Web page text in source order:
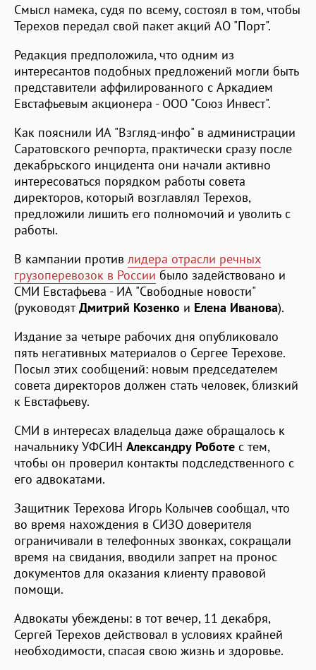
Смысл намека, судя по всему, состоял в том, чтобы
Терехов передал свой пакет акций АО "Порт".
Редакция предположила, что одним из
интересантов подобных предложений могли быть
представители аффилированного с Аркадием
Евстафьевым акционера - ООО "Союз Инвест".
Как пояснили ИА "Взгляд-инфо" в администрации
Саратовского речпорта, практически сразу после
декабрьского инцидента они начали активно
интересоваться порядком работы совета
директоров, который возглавлял Терехов,
предложили лишить его полномочий и уволить с
работы.
В кампании против лидера отрасли речных
грузоперевозок в России было задействовано и
СМИ Евстафьева - ИА "Свободные новости"
(руководятДмитрий Козенко и Елена Иванова).
Издание за четыре рабочих дня опубликовало
пять негативных материалов о Сергее Терехове.
Посыл этих сообщений: новым председателем
совета директоров должен стать человек, близкий
к Евстафьеву.
СМИ в интересах владельца даже обращалось к
начальнику УФСИН Александру Роботе с тем,
чтобы он проверил контакты подследственного с
его адвокатами.
Защитник Терехова Игорь Колычев сообщал, что
во время нахождения в СИЗО доверителя
ограничивали в телефонных звонках, сокращали
время на свидания, вводили запрет на пронос
документов для оказания клиенту правовой
помощи.
Адвокаты убеждены: в тот вечер, 11 декабря,
Сергей Терехов действовал в условиях крайней
необходимости, спасая свою жизнь и здоровье.